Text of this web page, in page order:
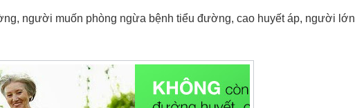
người muốn phòng ngừa bệnh tiểu đường, cao huyết áp, người lớn